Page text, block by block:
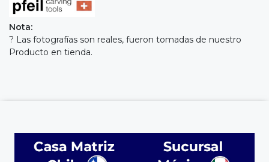
Nota:
? Las fotografías son reales, fueron tomadas de nuestro
Producto en tienda.